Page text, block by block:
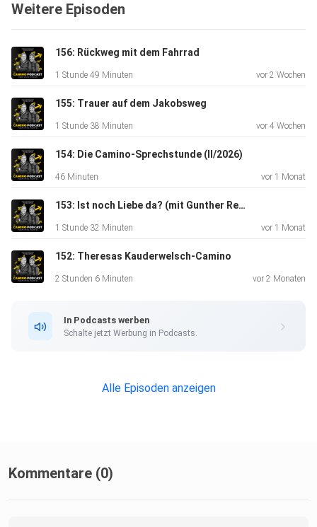
der
viele
Menschen benehmen sich nicht so, wie man sich nach einer
Pilgerreise benehmen sollte. Auch die Polizei bestätigt in
dem
Artikel der dpa, dass die Kriminalität deutlich zugenommen
Vandalismus, Lärm, Müll. Doch wie sollten wir dem Ganzen
begegnen? Der Versuch einer Lösung - jetzt im Camino-
unterstützt
Weitere Episoden
156: Rückweg mit dem Fahrrad
1 Stunde 49 Minuten vor 2 Wochen
155: Trauer auf dem Jakobsweg
1 Stunde 38 Minuten vor 4 Wochen
154: Die Camino-Sprechstunde (II/2026)
46 Minuten vor 1 Monat
153: Ist noch Liebe da? (mit Gunther Reber)
1 Stunde 32 Minuten vor 1 Monat
152: Theresas Kauderwelsch-Camino
2 Stunden 6 Minuten vor 2 Monaten
In Podcasts werben
Schalte jetzt Werbung in Podcasts.
Alle Episoden anzeigen
Kommentare (0)